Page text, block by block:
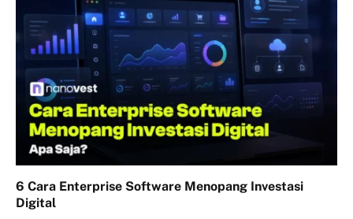
6 Cara Enterprise Software Menopang Investasi
Digital